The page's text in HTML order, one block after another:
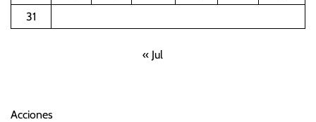
31
« Jul
Acciones